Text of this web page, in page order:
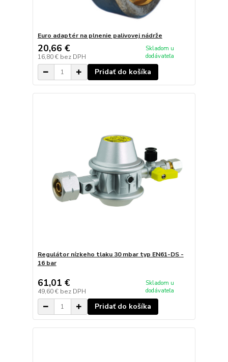
Euro adaptér na plnenie palivovej nádrže
20,66 €
16,80 € bez DPH
Skladom u
dodávateľa
Pridať do košíka
Regulátor nízkeho tlaku 30 mbar typ EN61-DS -
16 bar
61,01 €
49,60 € bez DPH
Skladom u
dodávateľa
Pridať do košíka